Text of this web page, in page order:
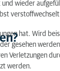
wieder
hat. Wird
gesehen
Verletzungen
werden.